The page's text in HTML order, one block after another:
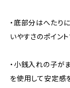
・底部分はへたり
いやすさのポイン
・小銭入れの子が
を使用して安定感